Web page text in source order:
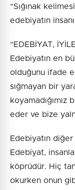
“Sığınak
edebiyatın
“EDEBİYAT,
Edebiyatın en
olduğunu ifade
sığmayan bir
eder ve bize
Edebiyatın
Edebiyat,
köprüdür. Hiç
okurken onun